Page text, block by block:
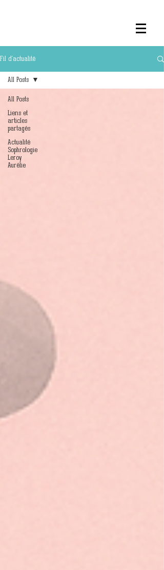
Fil d'actualité
All Posts
Liens et
articles
partagés
Actualité
Sophrologie
Leroy
Aurélie
All Posts